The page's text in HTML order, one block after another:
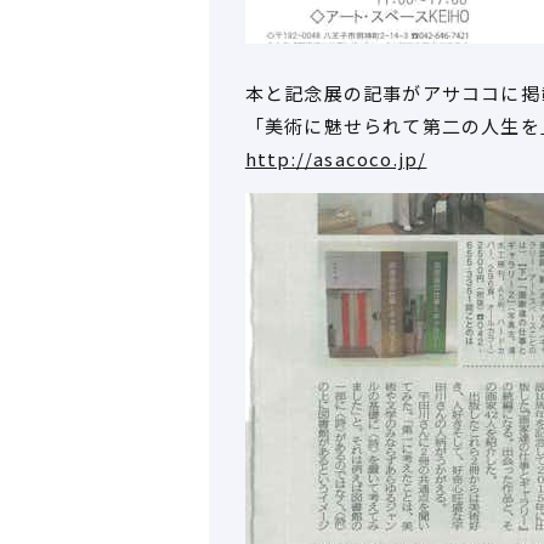
本と記念展の記事がアサココに
「美術に魅せられて第二の人生
http://asacoco.jp/